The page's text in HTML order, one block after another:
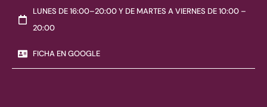
LUNES DE 16:00–20:00 Y DE MARTES A VIERNES DE 10:00 –
20:00
FICHA EN GOOGLE